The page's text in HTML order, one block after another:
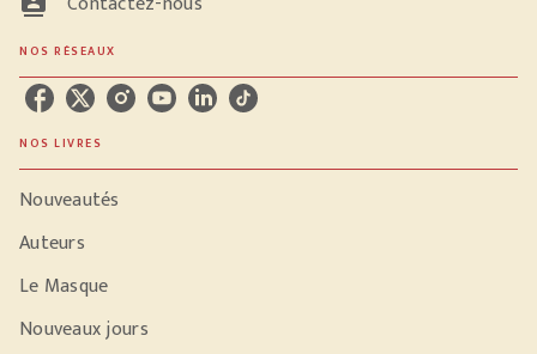
NOS RÉSEAUX
NOS LIVRES
Nouveautés
Auteurs
Le Masque
Nouveaux jours